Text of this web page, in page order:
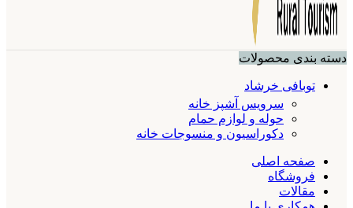
دسته بندی محصولات
توبافی خرشاد
سرویس آشپز خانه
حوله و لوازم حمام
دکوراسیون و منسوجات خانه
صفحه اصلی
فروشگاه
مقالات